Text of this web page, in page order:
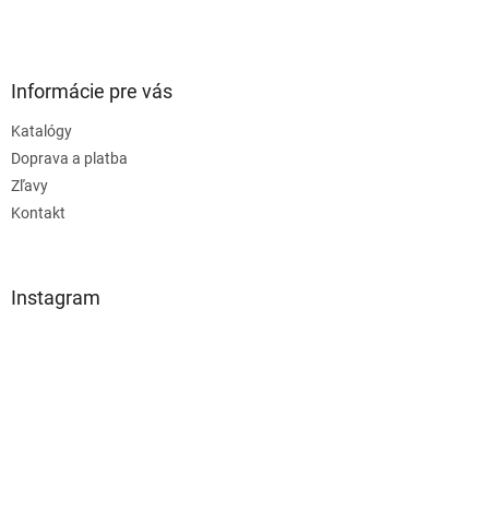
Informácie pre vás
Katalógy
Doprava a platba
Zľavy
Kontakt
Instagram